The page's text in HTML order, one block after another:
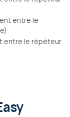
entre le
entre le répéteur